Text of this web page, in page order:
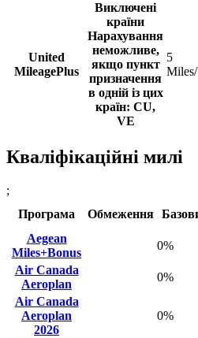
United
MileagePlus
Виключені
країни
Нарахування
неможливе,
якщо пункт
призначення
в одній із цих
країн: CU,
VE
5
Кваліфікаційні милі
;
Програма
Обмеження
Aegean
Miles+Bonus
0%
Air Canada
Aeroplan
0%
Air Canada
Aeroplan
2026
0%